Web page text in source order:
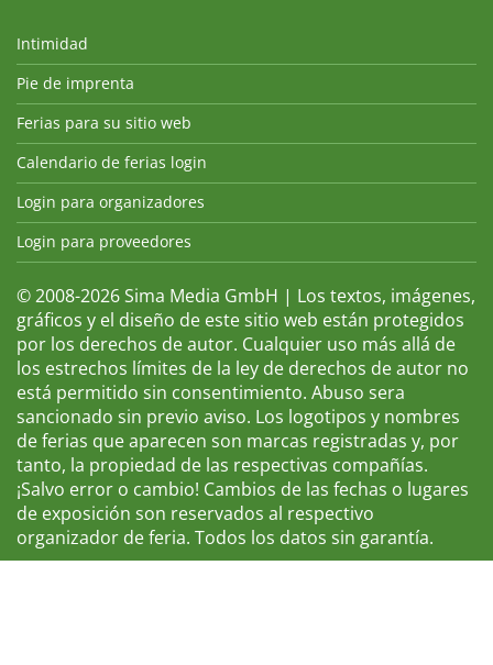
Intimidad
Pie de imprenta
Ferias para su sitio web
Calendario de ferias login
Login para organizadores
Login para proveedores
© 2008-2026 Sima Media GmbH | Los textos, imágenes,
gráficos y el diseño de este sitio web están protegidos
por los derechos de autor. Cualquier uso más allá de
los estrechos límites de la ley de derechos de autor no
está permitido sin consentimiento. Abuso sera
sancionado sin previo aviso. Los logotipos y nombres
de ferias que aparecen son marcas registradas y, por
tanto, la propiedad de las respectivas compañías.
¡Salvo error o cambio! Cambios de las fechas o lugares
de exposición son reservados al respectivo
organizador de feria. Todos los datos sin garantía.